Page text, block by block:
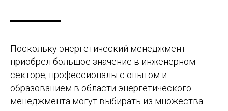
Поскольку энергетический менеджмент
приобрел большое значение в инженерном
секторе, профессионалы с опытом и
образованием в области энергетического
менеджмента могут выбирать из множества